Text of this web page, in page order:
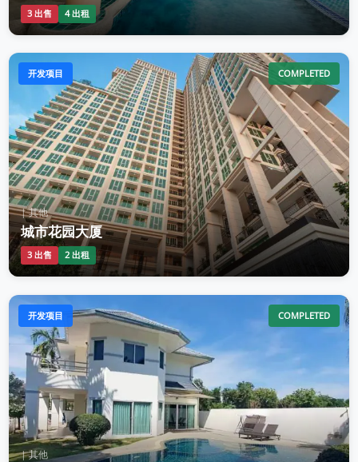
3 出售 4 出租
开发项目 COMPLETED
| 其他
城市花园大厦
3 出售 2 出租
开发项目 COMPLETED
| 其他